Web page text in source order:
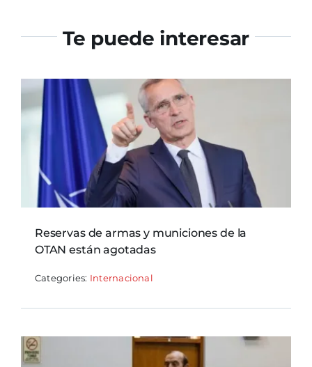
Te puede interesar
Reservas de armas y municiones de la
OTAN están agotadas
Categories: Internacional